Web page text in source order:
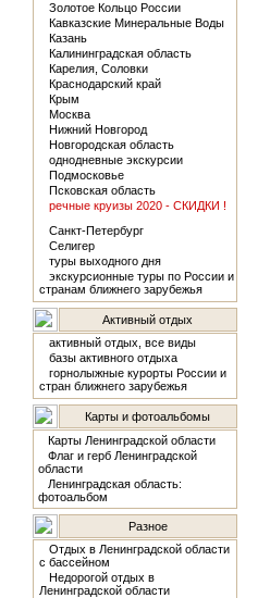
Золотое Кольцо России
Кавказские Минеральные Воды
Казань
Калининградская область
Карелия, Соловки
Краснодарский край
Крым
Москва
Нижний Новгород
Новгородская область
однодневные экскурсии
Подмосковье
Псковская область
речные круизы 2020 - СКИДКИ !
Санкт-Петербург
Селигер
туры выходного дня
экскурсионные туры по России и
странам ближнего зарубежья
Активный отдых
активный отдых, все виды
базы активного отдыха
горнолыжные курорты России и
стран ближнего зарубежья
Карты и фотоальбомы
Карты Ленинградской области
Флаг и герб Ленинградской
области
Ленинградская область:
фотоальбом
Разное
Отдых в Ленинградской области
с бассейном
Недорогой отдых в
Ленинградской области